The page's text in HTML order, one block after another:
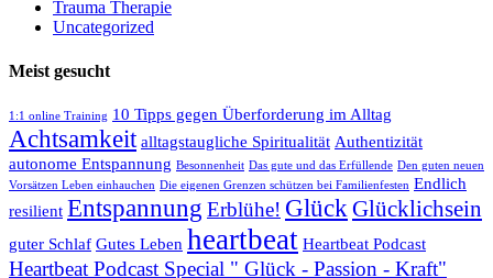
Trauma Therapie
Uncategorized
Meist gesucht
1:1 online Training 10 Tipps gegen Überforderung im Alltag
Achtsamkeit alltagstaugliche Spiritualität Authentizität
autonome Entspannung Besonnenheit Das gute und das Erfüllende Den guten neuen
Vorsätzen Leben einhauchen Die eigenen Grenzen schützen bei Familienfesten Endlich
resilient Entspannung Erblühe! Glück Glücklichsein
guter Schlaf Gutes Leben heartbeat Heartbeat Podcast
Heartbeat Podcast Special " Glück - Passion - Kraft"